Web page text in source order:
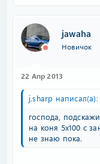
jawaha
Новичок
22 Апр 2013
j.sharp написал(а):
господа,
на коня 5x100 с
не знаю пока.